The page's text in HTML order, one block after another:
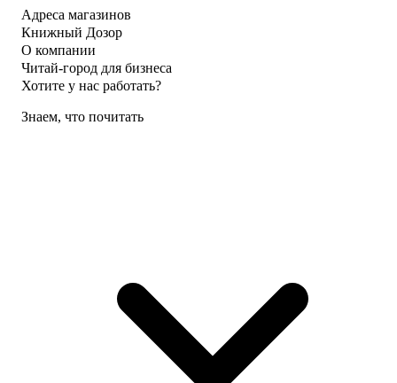
Адреса магазинов
Книжный Дозор
О компании
Читай-город для бизнеса
Хотите у нас работать?
Знаем, что почитать